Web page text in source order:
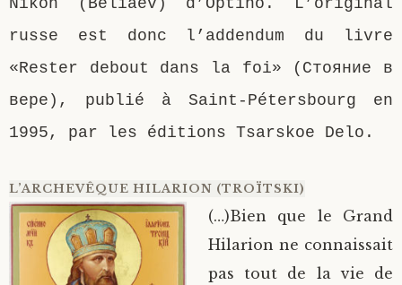
russe est donc l’addendum du livre
«Rester debout dans la foi» (Стояние в
вере), publié à Saint-Pétersbourg en
1995, par les éditions Tsarskoe Delo.
L’ARCHEVÊQUE HILARION (TROÏTSKI)
(…)Bien que le Grand
Hilarion ne connaissait
pas tout de la vie de